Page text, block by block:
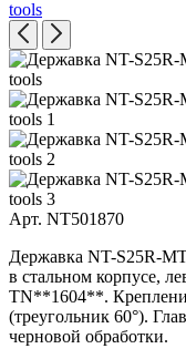
Арт. NT501870
Державка NT-S25R-
в стальном корпусе,
TN**1604**.
(треугольник 60°).
черновой обработки.